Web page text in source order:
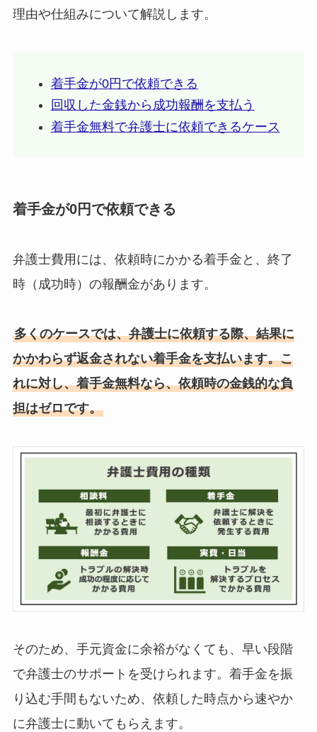
理由や仕組みについて解説します。
着手金が0円で依頼できる
回収した金銭から成功報酬を支払う
着手金無料で弁護士に依頼できるケース
着手金が0円で依頼できる
弁護士費用には、依頼時にかかる着手金と、終了
時（成功時）の報酬金があります。
多くのケースでは、弁護士に依頼する際、結果に
かかわらず返金されない着手金を支払います。こ
れに対し、着手金無料なら、依頼時の金銭的な負
担はゼロです。
そのため、手元資金に余裕がなくても、早い段階
で弁護士のサポートを受けられます。着手金を振
り込む手間もないため、依頼した時点から速やか
に弁護士に動いてもらえます。